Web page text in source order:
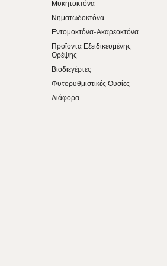
Μυκητοκτόνα
Νηματωδοκτόνα
Εντομοκτόνα-Ακαρεοκτόνα
Προϊόντα Εξειδικευμένης
Θρέψης
Βιοδιεγέρτες
Φυτορυθμιστικές Ουσίες
Διάφορα